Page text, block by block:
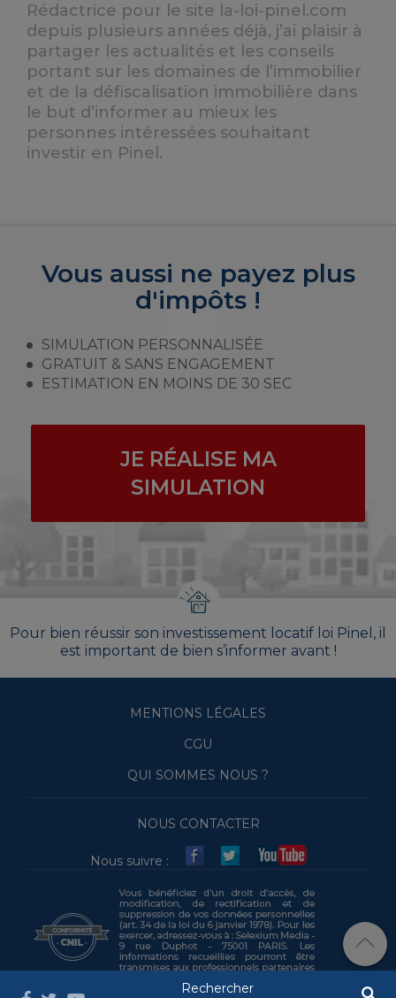
Rédactrice pour le site la-loi-pinel.com
depuis plusieurs années déjà, j’ai plaisir à
partager les actualités et les conseils
portant sur les domaines de l’immobilier
et de la défiscalisation immobilière dans
le but d’informer au mieux les
personnes intéressées souhaitant
investir en Pinel.
Vous aussi ne payez plus
d'impôts !
SIMULATION PERSONNALISÉE
GRATUIT & SANS ENGAGEMENT
ESTIMATION EN MOINS DE 30 SEC
JE RÉALISE MA
SIMULATION
Pour bien réussir son investissement locatif loi Pinel, il
est important de bien s’informer avant !
MENTIONS LÉGALES
CGU
QUI SOMMES NOUS ?
NOUS CONTACTER
Nous suivre :